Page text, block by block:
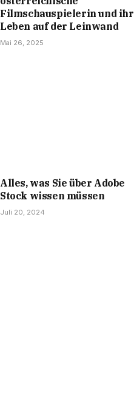
Filmschauspielerin und ihr
Leben auf der Leinwand
Mai 26, 2025
Alles, was Sie über Adobe
Stock wissen müssen
Juli 20, 2024